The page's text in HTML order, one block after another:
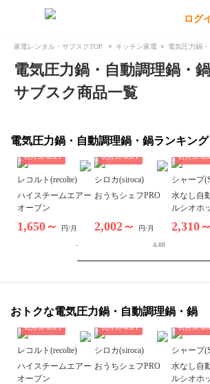
家電レンタル・サブスクTOP キッチン家電 電気圧力鍋
電気圧力鍋・自動調理鍋・
サブスク商品一覧
電気圧力鍋・自動調理鍋・鍋ランキング
初月50%OFF
レコルト(recolte)
ハイスチームエアー
オーブン
1,650～ 円/月
-
初月30%OFF
シロカ(siroca)
おうちシェフPRO
2,002～ 円/月
4.08
初月30
シャープ
水なし自
ルシオホ
2,310～
おトクな電気圧力鍋・自動調理鍋・鍋
初月50%OFF
レコルト(recolte)
ハイスチームエアー
オーブン
初月30%OFF
シロカ(siroca)
おうちシェフPRO
初月30
シャープ
水なし自
ルシオホ